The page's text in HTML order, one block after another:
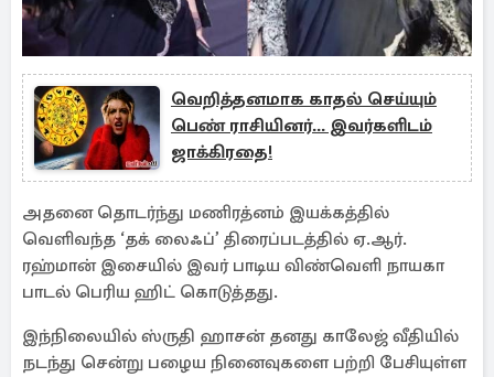
வெறித்தனமாக காதல் செய்யும்
பெண் ராசியினர்... இவர்களிடம்
ஜாக்கிரதை!
அதனை தொடர்ந்து மணிரத்னம் இயக்கத்தில்
வெளிவந்த ‘தக் லைஃப்’ திரைப்படத்தில் ஏ.ஆர்.
ரஹ்மான் இசையில் இவர் பாடிய விண்வெளி நாயகா
பாடல் பெரிய ஹிட் கொடுத்தது.
இந்நிலையில் ஸ்ருதி ஹாசன் தனது காலேஜ் வீதியில்
நடந்து சென்று பழைய நினைவுகளை பற்றி பேசியுள்ள